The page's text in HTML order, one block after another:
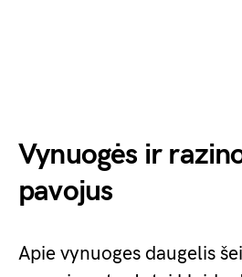
Vynuogės ir
pavojus
Apie vynuoges daugelis